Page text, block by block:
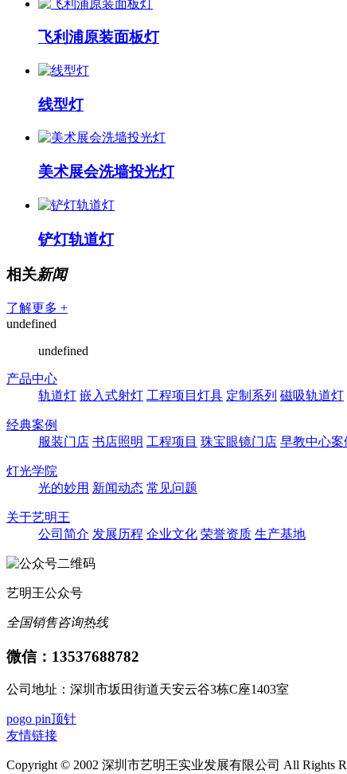
飞利浦原装面板灯
线型灯
美术展会洗墙投光灯
铲灯轨道灯
相关新闻
了解更多 +
undefined
undefined
产品中心
轨道灯 嵌入式射灯 工程项目灯具 定制系列 磁吸轨道灯
经典案例
服装门店 书店照明 工程项目 珠宝眼镜门店 早教中心案
灯光学院
光的妙用 新闻动态 常见问题
关于艺明王
公司简介 发展历程 企业文化 荣誉资质 生产基地
艺明王公众号
全国销售咨询热线
微信：13537688782
公司地址：深圳市坂田街道天安云谷3栋C座1403室
pogo pin顶针
友情链接
Copyright © 2002 深圳市艺明王实业发展有限公司 All Rights